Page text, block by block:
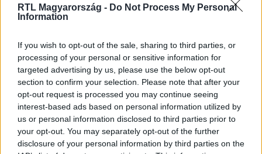
RTL Magyarország - Do Not Process My Personal
Information
If you wish to opt-out of the sale, sharing to third parties, or
processing of your personal or sensitive information for
targeted advertising by us, please use the below opt-out
section to confirm your selection. Please note that after your
opt-out request is processed you may continue seeing
interest-based ads based on personal information utilized by
us or personal information disclosed to third parties prior to
your opt-out. You may separately opt-out of the further
disclosure of your personal information by third parties on the
Követem
A KONYHAFŐNÖK PÁRBAJ